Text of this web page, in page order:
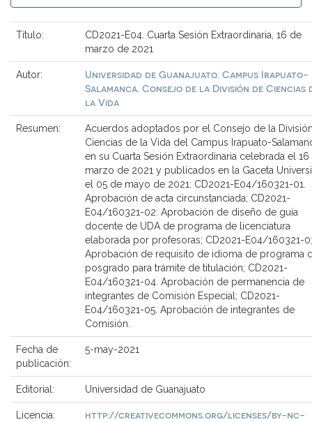
Título:
CD2021-E04. Cuarta Sesión Extraordinaria, 16 de
marzo de 2021
Autor:
Universidad de Guanajuato. Campus Irapuato-
Salamanca. Consejo de la División de Ciencias
la Vida
Resumen:
Acuerdos adoptados por el Consejo de la
Ciencias de la Vida del Campus Irapuato-
en su Cuarta Sesión Extraordinaria celebrada el 16
marzo de 2021 y publicados en la Gaceta
el 05 de mayo de 2021: CD2021-E04/160321-01.
Aprobación de acta circunstanciada; CD2021-
E04/160321-02. Aprobación de diseño de guía
docente de UDA de programa de licenciatura
elaborada por profesoras; CD2021-E04/160321-
Aprobación de requisito de idioma de programa
posgrado para trámite de titulación; CD2021-
E04/160321-04. Aprobación de permanencia de
integrantes de Comisión Especial; CD2021-
E04/160321-05. Aprobación de integrantes de
Comisión.
Fecha de
publicación:
5-may-2021
Editorial: Universidad de Guanajuato
Licencia:
http://creativecommons.org/licenses/by-nc-